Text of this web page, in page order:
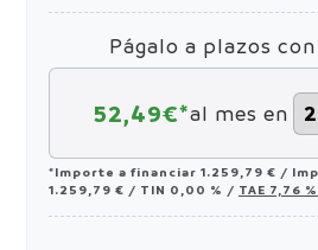
Págalo a plazos con
52,49€*al mes en
*Importe a financiar 1.259,79 € /
1.259,79 € / TIN 0,00 % / TAE 7,76 %